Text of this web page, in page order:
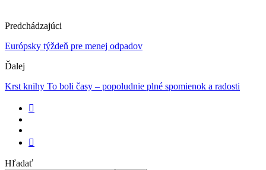
Predchádzajúci
Európsky týždeň pre menej odpadov
Ďalej
Krst knihy To boli časy – popoludnie plné spomienok a radosti
Hľadať